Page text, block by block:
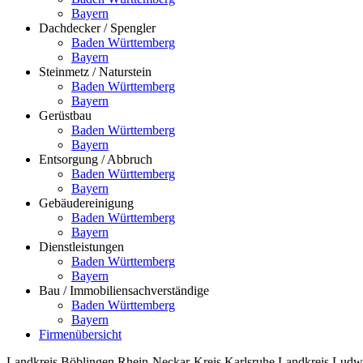
Bayern
Dachdecker / Spengler
Baden Württemberg
Bayern
Steinmetz / Naturstein
Baden Württemberg
Bayern
Gerüstbau
Baden Württemberg
Bayern
Entsorgung / Abbruch
Baden Württemberg
Bayern
Gebäudereinigung
Baden Württemberg
Bayern
Dienstleistungen
Baden Württemberg
Bayern
Bau / Immobiliensachverständige
Baden Württemberg
Bayern
Firmenübersicht